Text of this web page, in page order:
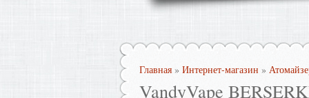
Главная » Интернет-магазин »
VandyVape